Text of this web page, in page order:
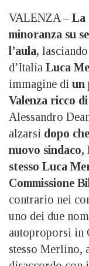
VALENZA – La
minoranza su
l’aula,
d’Italia Luca
immagine di un
Valenza ricco
Alessandro
alzarsi dopo
nuovo
stesso Luca
Commissione
contrario nei
uno dei due
autoproporsi in
stesso Merlino,